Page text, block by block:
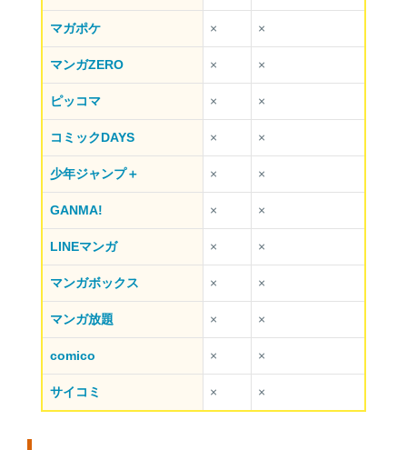
マガポケ × ×
マンガZERO × ×
ピッコマ × ×
コミックDAYS × ×
少年ジャンプ＋ × ×
GANMA! × ×
LINEマンガ × ×
マンガボックス × ×
マンガ放題 × ×
comico × ×
サイコミ × ×